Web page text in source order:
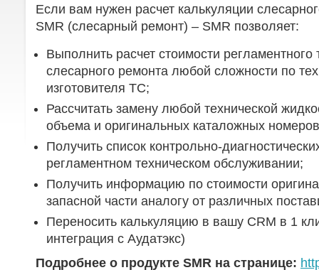
Если вам нужен расчет калькуляции
SMR (слесарный ремонт) – SMR позволяет:
Выполнить расчет стоимости регламентного
слесарного ремонта любой сложности по
изготовителя ТС;
Рассчитать замену любой технической
объема и оригинальных каталожных
Получить список контрольно-
регламентном техническом обслуживании;
Получить информацию по стоимости
запасной части аналогу от различных
Переносить калькуляцию в вашу CRM в 1
интеграция с Аудатэкс)
Подробнее о продукте SMR на странице: